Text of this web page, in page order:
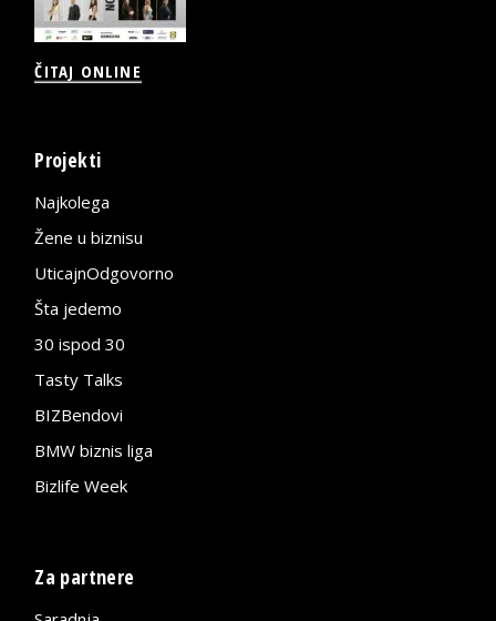
ČITAJ ONLINE
Projekti
Najkolega
Žene u biznisu
UticajnOdgovorno
Šta jedemo
30 ispod 30
Tasty Talks
BIZBendovi
BMW biznis liga
Bizlife Week
Za partnere